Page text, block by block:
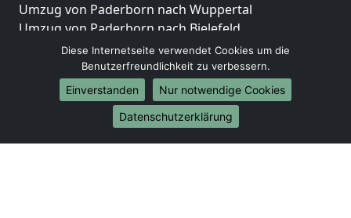
Umzug von Paderborn nach Wuppertal
Umzug von Paderborn nach Bielefeld
Umzug von Paderborn nach Bonn
Umzug von Paderborn nach Münster
Internationale-Umzüge
Umzug von Paderborn nach Brasilien
Umzug von Paderborn nach Brunei Darussalam
Diese Internetseite verwendet Cookies um die
Benutzerfreundlichkeit zu verbessern.
Einverstanden
Nur notwendige Cookies
Datenschutzerklärung